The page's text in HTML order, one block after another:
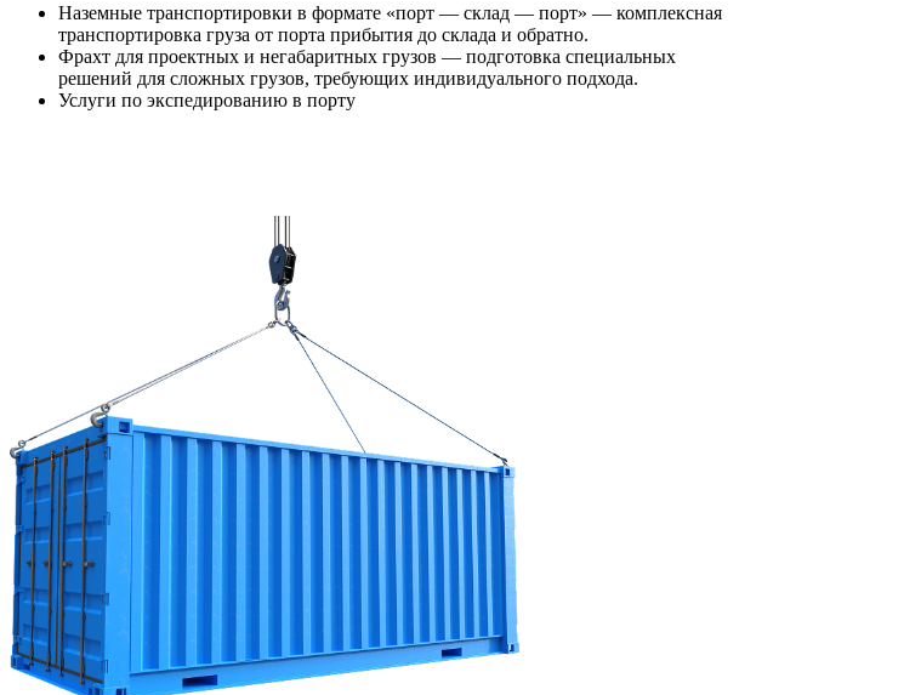
Наземные транспортировки в формате «порт — склад — порт» — комплексная
транспортировка груза от порта прибытия до склада и обратно.
Фрахт для проектных и негабаритных грузов — подготовка специальных
решений для сложных грузов, требующих индивидуального подхода.
Услуги по экспедированию в порту